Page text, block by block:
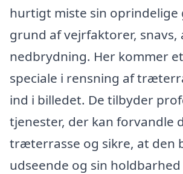
hurtigt miste sin oprindelige
grund af vejrfaktorer, snavs,
nedbrydning. Her kommer
speciale i rensning af
ind i billedet. De tilbyder
tjenester, der kan forvandle
træterrasse og sikre, at den
udseende og sin